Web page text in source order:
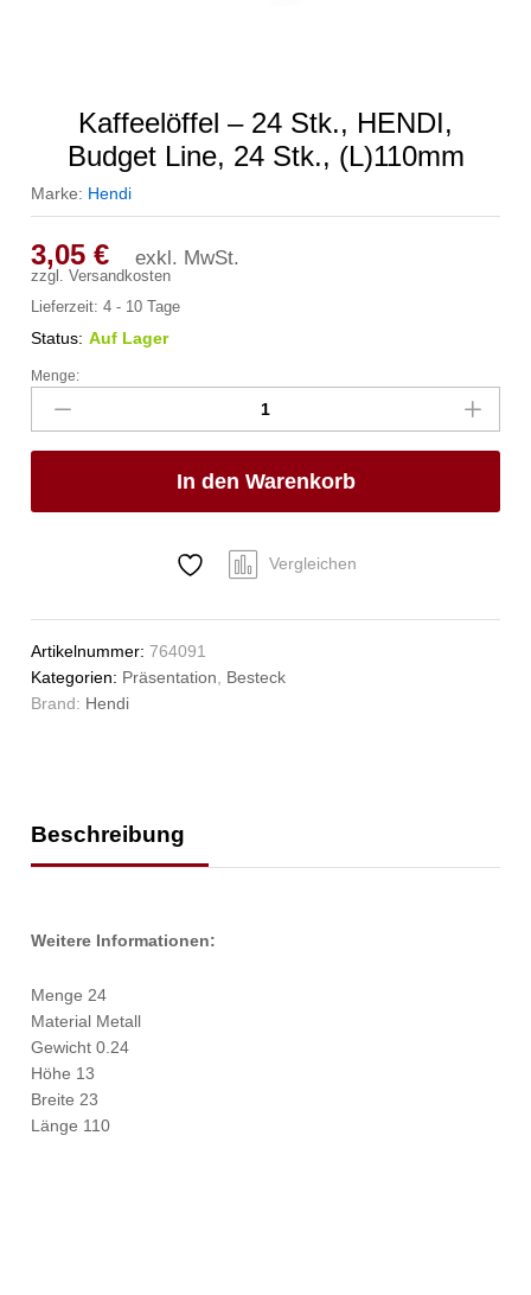
Kaffeelöffel – 24 Stk., HENDI,
Budget Line, 24 Stk., (L)110mm
Marke: Hendi
3,05€ exkl. MwSt.
zzgl.Versandkosten
Lieferzeit:4 - 10 Tage
Status: Auf Lager
Kaffeelöffel
24
Stk.,
Budget
(L)110mm
Anzahl
Menge:
In den Warenkorb
Vergleichen
Artikelnummer:764091
Kategorien: Präsentation
Besteck
Brand: Hendi
Beschreibung
Weitere Informationen:
Menge 24
Material Metall
Gewicht 0.24
Höhe 13
Breite 23
Länge 110